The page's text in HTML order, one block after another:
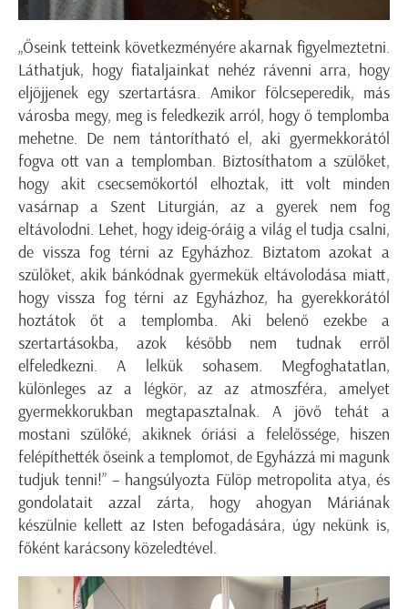
„Őseink tetteink következményére akarnak figyelmeztetni.
Láthatjuk, hogy fiataljainkat nehéz rávenni arra, hogy
eljöjjenek egy szertartásra. Amikor fölcseperedik, más
városba megy, meg is feledkezik arról, hogy ő templomba
mehetne. De nem tántorítható el, aki gyermekkorától
fogva ott van a templomban. Biztosíthatom a szülőket,
hogy akit csecsemőkortól elhoztak, itt volt minden
vasárnap a Szent Liturgián, az a gyerek nem fog
eltávolodni. Lehet, hogy ideig-óráig a világ el tudja csalni,
de vissza fog térni az Egyházhoz. Biztatom azokat a
szülőket, akik bánkódnak gyermekük eltávolodása miatt,
hogy vissza fog térni az Egyházhoz, ha gyerekkorától
hoztátok őt a templomba. Aki belenő ezekbe a
szertartásokba, azok később nem tudnak erről
elfeledkezni. A lelkük sohasem. Megfoghatatlan,
különleges az a légkör, az az atmoszféra, amelyet
gyermekkorukban megtapasztalnak. A jövő tehát a
mostani szülőké, akiknek óriási a felelőssége, hiszen
felépíthették őseink a templomot, de Egyházzá mi magunk
tudjuk tenni!” – hangsúlyozta Fülöp metropolita atya, és
gondolatait azzal zárta, hogy ahogyan Máriának
készülnie kellett az Isten befogadására, úgy nekünk is,
főként karácsony közeledtével.